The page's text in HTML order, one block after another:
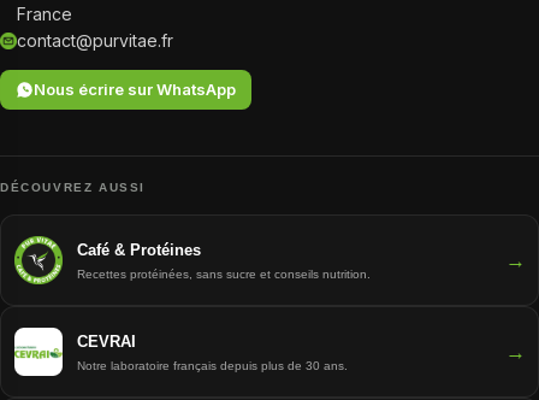
France
contact@purvitae.fr
Nous écrire sur WhatsApp
DÉCOUVREZ AUSSI
Café & Protéines
Recettes protéinées, sans sucre et conseils nutrition.
→
CEVRAI
Notre laboratoire français depuis plus de 30 ans.
→